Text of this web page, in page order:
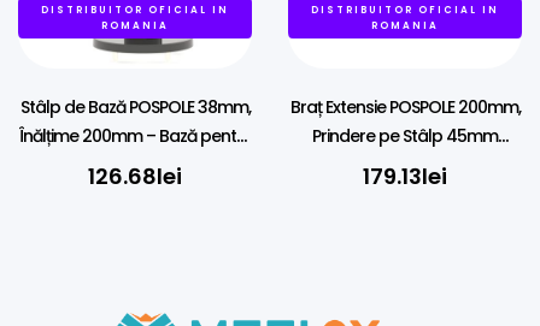
DISTRIBUITOR OFICIAL IN
ROMANIA
Stâlp de Bază POSPOLE 38mm,
Înălțime 200mm – Bază pentru
POS
126.68lei
DISTRIBUITOR OFICIAL IN
ROMANIA
Braț Extensie POSPOLE 200mm,
Prindere pe Stâlp 45mm
pentru Echipamente 38mm
179.13lei